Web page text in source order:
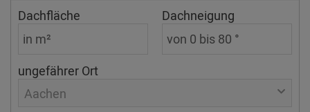
Dachfläche Dachneigung
ungefährer Ort
Aachen